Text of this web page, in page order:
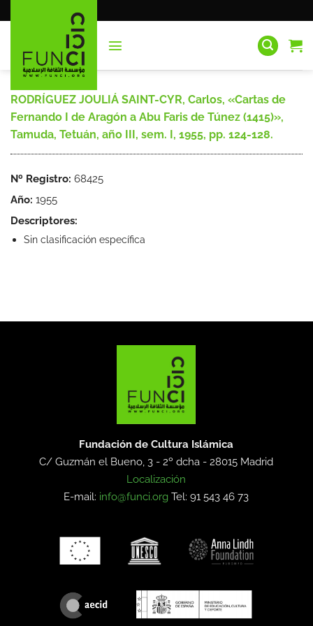
al
RODRÍGUEZ JOULIÁ SAINT-CYR, Carlos, «Cartas de
Fernando I de Aragón a Abu Faris de Túnez (1415)»,
Tamuda, Tetuán, año III, sem. I, 1955, pp. 124-128.
Nº Registro: 68425
Año: 1955
Descriptores:
Sin clasificación específica
Fundación de Cultura Islámica
C/ Guzmán el Bueno, 3 - 2º dcha -28015 Madrid
Localización
E-mail: info@funci.org Tel: 91 543 46 73